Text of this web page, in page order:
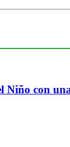
Niño con